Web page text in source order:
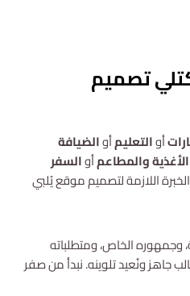
تصميم
أوالتعليمأوالضيافة
الأغذية والمطاعمأوالسفر
اللازمة لتصميم موقع يُلبي
وجمهوره الخاص، ومتطلباته
جاهز ونُعيد تلوينه. نبدأ من صفر